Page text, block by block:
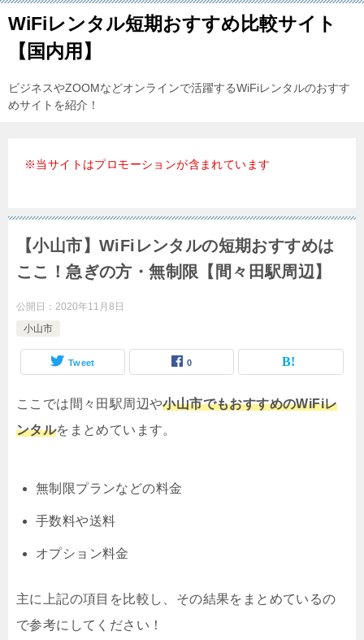
WiFiレンタル短期おすすめ比較サイト
【国内用】
ビジネスやZOOMなどオンラインで活躍するWiFiレンタルのおすす
めサイトを紹介！
※当サイトはプロモーションが含まれています
【小山市】WiFiレンタルの短期おすすめは
ここ！急ぎの方・無制限【間々田駅周辺】
公開日： 2020年11月8日
小山市
Tweet 0
ここでは間々田駅周辺や小山市でもおすすめのWiFiレ
ンタルをまとめています。
無制限プランなどの料金
手数料や送料
オプション料金
主に上記の項目を比較し、その結果をまとめているの
で参考にしてください！